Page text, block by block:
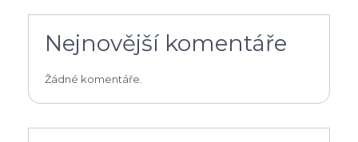
Nejnovější komentáře
Žádné komentáře.